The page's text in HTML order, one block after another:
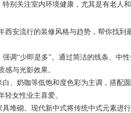
别关注室内环境健康，尤其是有老人和
西安流行的装修风格与趋势，帮你找到
调“少即是多”。通过简洁的线条、中
感与光影效果。
、奶咖等低饱和度色彩为主调，搭配
轻女性业主喜爱。
具堆砌。现代新中式将传统中式元素进